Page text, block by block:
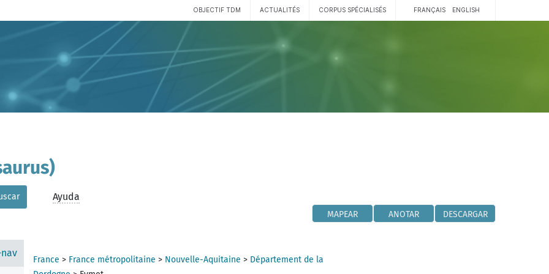
OBJECTIF TDM ACTUALITÉS CORPUS SPÉCIALISÉS FRANÇAIS ENGLISH
Ayuda
MAPEAR ANOTAR DESCARGAR
France > France métropolitaine > Nouvelle-Aquitaine > Département de la